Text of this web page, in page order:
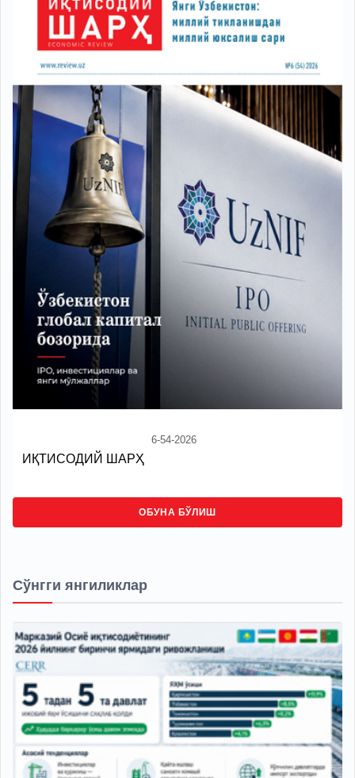
6-54-2026
ИҚТИСОДИЙ ШАРҲ
ОБУНА БЎЛИШ
Сўнгги янгиликлар